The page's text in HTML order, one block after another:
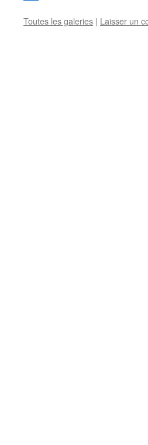
Toutes les galeries | Laisser un